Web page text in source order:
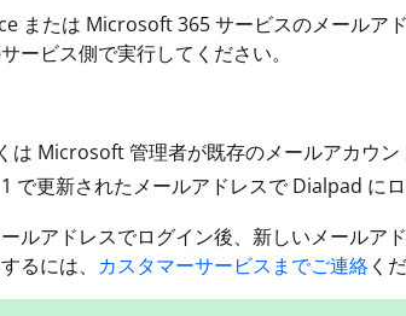
または Microsoft 365 サービスのメールア
ービス側で実行してください。
は Microsoft 管理者が既存のメールアカウン
で更新されたメールアドレスで Dialpad にロ
ルアドレスでログイン後、新しいメールア
るには、 カスタマーサービスまでご連絡く